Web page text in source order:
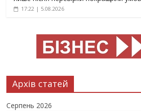
17:22 | 5.08.2026
Архів статей
Серпень 2026